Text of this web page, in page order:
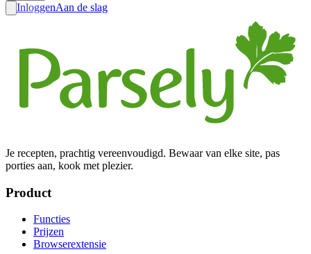
InloggenAan de slag
Je recepten, prachtig vereenvoudigd. Bewaar van elke site, pas
porties aan, kook met plezier.
Product
Functies
Prijzen
Browserextensie